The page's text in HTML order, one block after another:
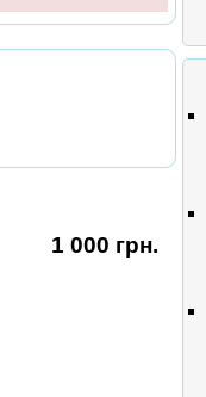
1 000 грн.